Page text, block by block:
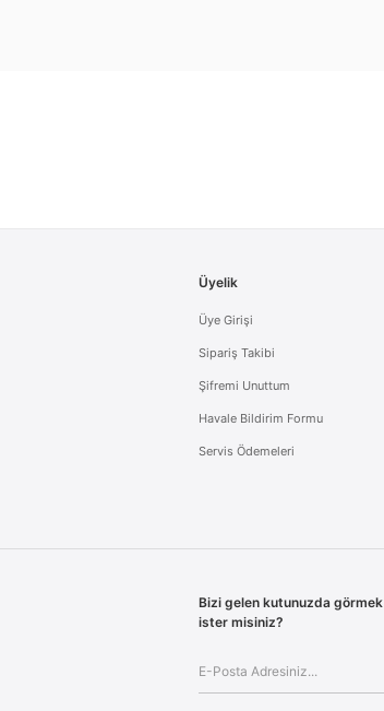
Üyelik
Üye Girişi
Sipariş Takibi
Şifremi Unuttum
Havale Bildirim Formu
Servis Ödemeleri
Bizi gelen kutunuzda görmek
ister misiniz?